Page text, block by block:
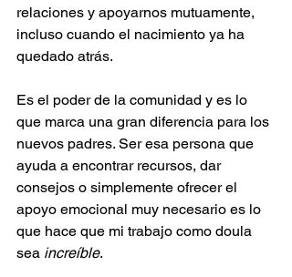
relaciones y apoyarnos mutuamente,
incluso cuando el nacimiento ya ha
quedado atrás.
Es el poder de la comunidad y es lo
que marca una gran diferencia para los
nuevos padres. Ser esa persona que
ayuda a encontrar recursos, dar
consejos o simplemente ofrecer el
apoyo emocional muy necesario es lo
que hace que mi trabajo como doula
sea increíble.